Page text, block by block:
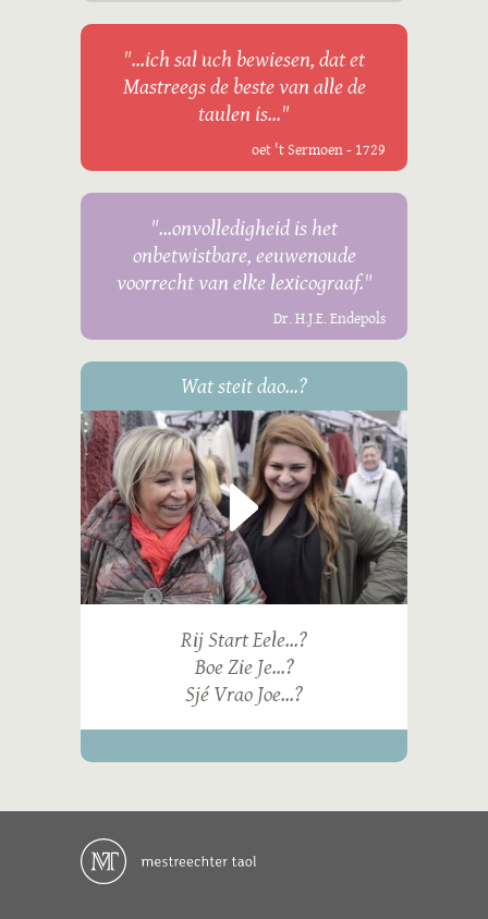
"...ich sal uch bewiesen, dat et
Mastreegs de beste van alle de
taulen is..."
oet 't Sermoen - 1729
"...onvolledigheid is het
onbetwistbare, eeuwenoude
voorrecht van elke lexicograaf."
Dr. H.J.E. Endepols
Wat steit dao...?
Rij Start Eele...?
Boe Zie Je...?
Sjé Vrao Joe...?